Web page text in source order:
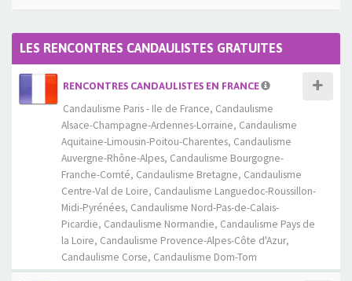
LES RENCONTRES CANDAULISTES GRATUITES
RENCONTRES CANDAULISTES EN FRANCE
Candaulisme Paris - Ile de France, Candaulisme
Alsace-Champagne-Ardennes-Lorraine, Candaulisme
Aquitaine-Limousin-Poitou-Charentes, Candaulisme
Auvergne-Rhône-Alpes, Candaulisme Bourgogne-
Franche-Comté, Candaulisme Bretagne, Candaulisme
Centre-Val de Loire, Candaulisme Languedoc-Roussillon-
Midi-Pyrénées, Candaulisme Nord-Pas-de-Calais-
Picardie, Candaulisme Normandie, Candaulisme Pays de
la Loire, Candaulisme Provence-Alpes-Côte d'Azur,
Candaulisme Corse, Candaulisme Dom-Tom